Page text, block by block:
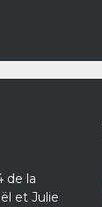
de la
et Julie